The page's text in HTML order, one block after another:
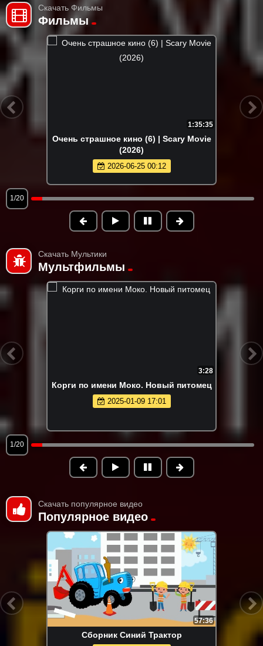
Скачать Фильмы
Фильмы
1:35:35
Очень страшное кино (6) | Scary Movie
(2026)
2026-06-25 00:12
1/20
Скачать Мультики
Мультфильмы
3:28
Корги по имени Моко. Новый питомец
2025-01-09 17:01
1/20
Скачать популярное видео
Популярное видео
57:36
Сборник Синий Трактор